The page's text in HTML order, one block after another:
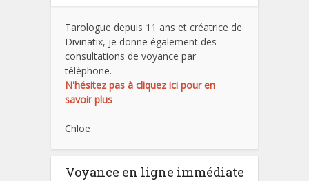
Tarologue depuis 11 ans et créatrice de
Divinatix, je donne également des
consultations de voyance par
téléphone.
N'hésitez pas à cliquez ici pour en
savoir plus
Chloe
Voyance en ligne immédiate